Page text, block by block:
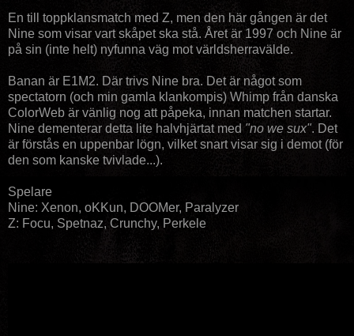
En till toppklansmatch med Z, men den här gången är det
Nine som visar vart skåpet ska stå. Året är 1997 och Nine är
på sin (inte helt) nyfunna väg mot världsherravälde.
Banan är E1M2. Där trivs Nine bra. Det är något som
spectatorn (och min gamla klankompis) Whimp från danska
ColorWeb är vänlig nog att påpeka, innan matchen startar.
Nine dementerar detta lite halvhjärtat med "no we sux". Det
är förstås en uppenbar lögn, vilket snart visar sig i demot (för
den som kanske tvivlade...).
Spelare
Nine: Xenon, oKKun, DOOMer, Paralyzer
Z: Focu, Spetnaz, Crunchy, Perkele